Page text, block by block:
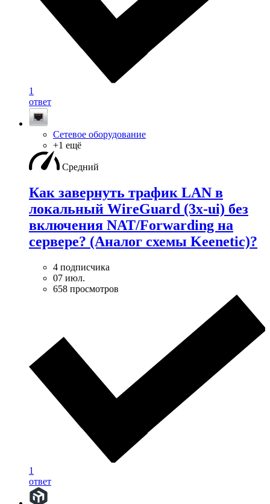
1
ответ
Сетевое оборудование
+1 ещё
Средний
Как завернуть трафик LAN в
локальный WireGuard (3x-ui) без
включения NAT/Forwarding на
сервере? (Аналог схемы Keenetic)?
4 подписчика
07 июл.
658 просмотров
1
ответ